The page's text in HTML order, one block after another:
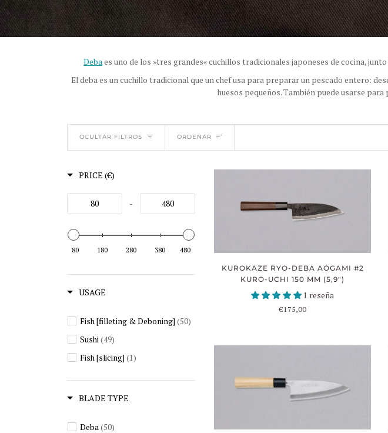
Debaes uno de los »tres grandes« cuchillos tradicionales japoneses de cocina,
El deba es un cuchillo tradicional que un chef usa para preparar un pescado entero:
huesos pequeños. También puede usarse
OCULTAR FILTROS ORDENAR
ORDENAR
PRICE (€)
-
80 180 280 380 480
USAGE
Fish [filleting & Deboning] (50)
Sushi(49)
Fish [slicing] (1)
BLADE TYPE
Deba(50)
KUROKAZE RYO-DEBA AOGAMI #2
KURO-UCHI 150 MM (5,9")
1 reseña
€175,00